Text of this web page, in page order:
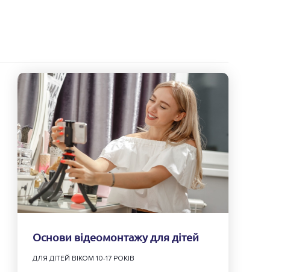
Основи відеомонтажу для дітей
ДЛЯ ДІТЕЙ ВІКОМ 10-17 РОКІВ